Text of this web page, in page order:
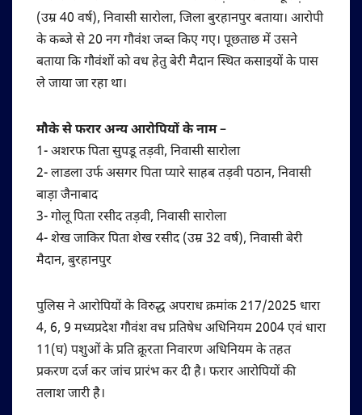
(उम्र 40 वर्ष), निवासी सारोला, जिला बुरहानपुर बताया। आरोपी
के कब्जे से 20 नग गौवंश जब्त किए गए। पूछताछ में उसने
बताया कि गौवंशों को वध हेतु बेरी मैदान स्थित कसाइयों के पास
ले जाया जा रहा था।
मौके से फरार अन्य आरोपियों के नाम –
1- अशरफ पिता सुपडू तड़वी, निवासी सारोला
2- लाडला उर्फ असगर पिता प्यारे साहब तड़वी पठान, निवासी
बाड़ा जैनाबाद
3- गोलू पिता रसीद तड़वी, निवासी सारोला
4- शेख जाकिर पिता शेख रसीद (उम्र 32 वर्ष), निवासी बेरी
मैदान, बुरहानपुर
पुलिस ने आरोपियों के विरुद्ध अपराध क्रमांक 217/2025 धारा
4, 6, 9 मध्यप्रदेश गौवंश वध प्रतिषेध अधिनियम 2004 एवं धारा
11(घ) पशुओं के प्रति क्रूरता निवारण अधिनियम के तहत
प्रकरण दर्ज कर जांच प्रारंभ कर दी है। फरार आरोपियों की
तलाश जारी है।